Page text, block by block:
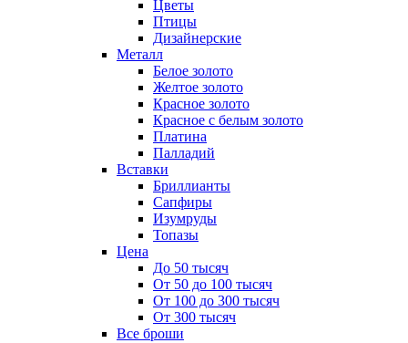
Цветы
Птицы
Дизайнерские
Металл
Белое золото
Желтое золото
Красное золото
Красное с белым золото
Платина
Палладий
Вставки
Бриллианты
Сапфиры
Изумруды
Топазы
Цена
До 50 тысяч
От 50 до 100 тысяч
От 100 до 300 тысяч
От 300 тысяч
Все броши